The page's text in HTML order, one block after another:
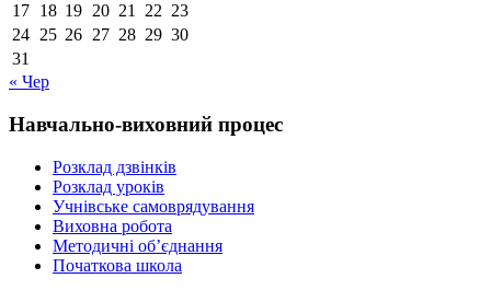
17 18 19 20 21 22 23
24 25 26 27 28 29 30
31
« Чер
Навчально-виховний процес
Розклад дзвінків
Розклад уроків
Учнівське самоврядування
Виховна робота
Методичні об’єднання
Початкова школа